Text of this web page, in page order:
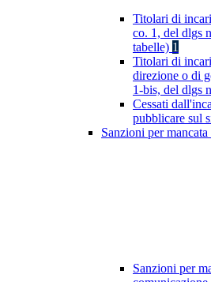
Titolari di
co. 1, del dlgs
tabelle) 1
Titolari di
direzione o di
1-bis, del dlgs
Cessati
pubblicare sul
Sanzioni per
Sanzioni per